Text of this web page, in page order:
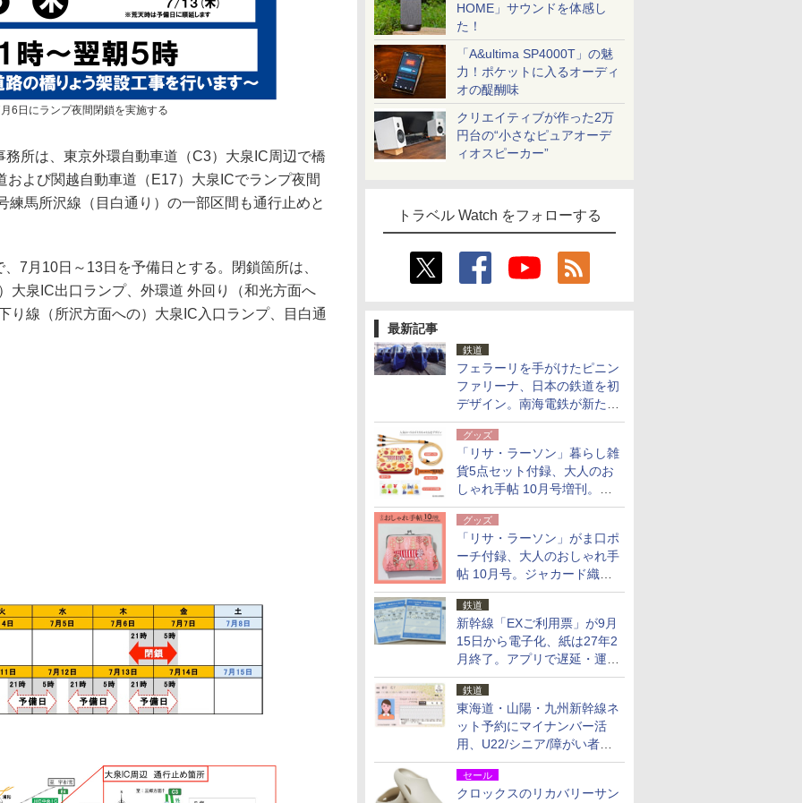
HOME」サウンドを体感し
た！
「A&ultima SP4000T」の魅
力！ポケットに入るオーディ
オの醍醐味
クリエイティブが作った2万
円台の“小さなピュアオーデ
ィオスピーカー”
トラベル Watch をフォローする
最新記事
鉄道
フェラーリを手がけたピニン
ファリーナ、日本の鉄道を初
デザイン。南海電鉄が新たな
「空港特急」をなにわ筋線へ
導入
グッズ
「リサ・ラーソン」暮らし雑
貨5点セット付録、大人のお
しゃれ手帖 10月号増刊。
USBケーブルや缶ケースなど
グッズ
「リサ・ラーソン」がま口ポ
ーチ付録、大人のおしゃれ手
帖 10月号。ジャカード織の
北欧猫デザイン
鉄道
新幹線「EXご利用票」が9月
15日から電子化、紙は27年2
月終了。アプリで遅延・運休
も確認可能に
鉄道
東海道・山陽・九州新幹線ネ
ット予約にマイナンバー活
用、U22/シニア/障がい者割
を9月15日から発売
セール
クロックスのリカバリーサン
6日にランプ夜間閉鎖を実施する
所は、東京外環自動車道（C3）大泉IC周辺で橋
および関越自動車道（E17）大泉ICでランプ夜間
練馬所沢線（目白通り）の一部区間も通行止めと
7月10日～13日を予備日とする。閉鎖箇所は、
大泉IC出口ランプ、外環道 外回り（和光方面へ
り線（所沢方面への）大泉IC入口ランプ、目白通